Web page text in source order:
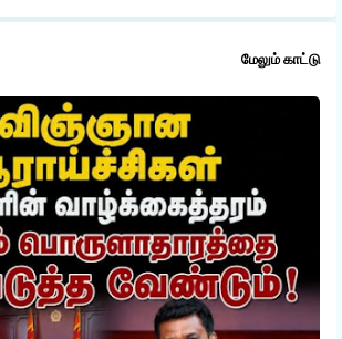
ap
மேலும் காட்டு